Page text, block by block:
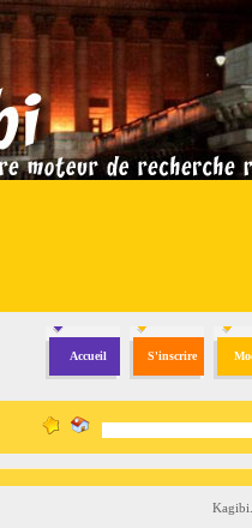
Accueil S'inscrire